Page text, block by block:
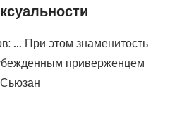
… При этом знаменитость
приверженцем